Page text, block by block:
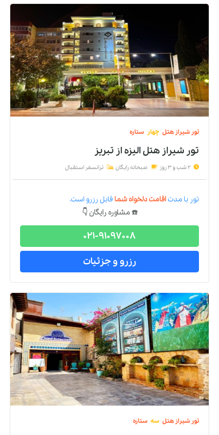
تور شیراز هتل چهار ستاره
تور شیراز هتل الیزهاز تبریز
2 شب و 3 روز صبحانه رایگان ترانسفر استقبال
تور با مدتاقامت دلخواه شما قابل رزرو است.
☎️ مشاوره رایگان 👇
021-91097008
رزرو و جزئیات
تور شیراز هتل سه ستاره